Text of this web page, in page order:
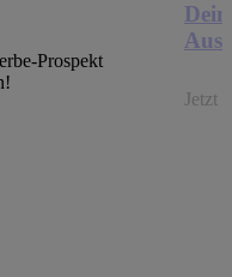
Prospekt
Jetzt